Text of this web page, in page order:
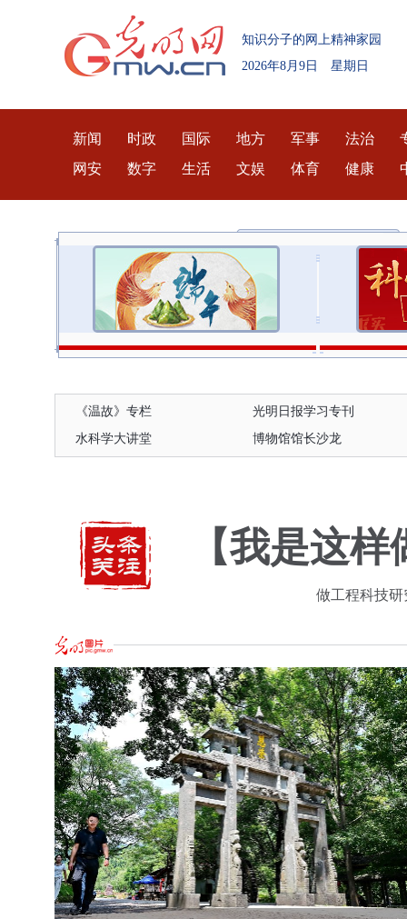
知识分子的网上精神家园
2026年8月9日 星期日
新闻 时政 国际 地方 军事 法治
网安
数字 生活 文娱 体育 健康
《温故》专栏
光明日报学习专刊
水科学大讲堂
博物馆馆长沙龙
水科学大讲堂
【我是这
做工程科技